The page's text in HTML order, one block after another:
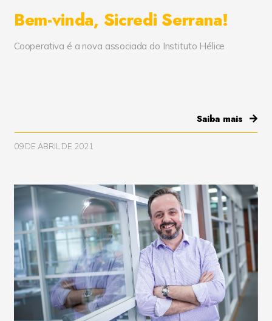
Bem-vinda, Sicredi Serrana!
Cooperativa é a nova associada do Instituto Hélice
Saiba mais
09 DE ABRIL DE 2021
programas, sites ou fóruns da nossa ou de